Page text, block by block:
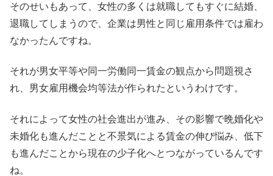
そのせいもあって、女性の多くは就職してもすぐに結婚、
退職してしまうので、企業は男性と同じ雇用条件では雇わ
なかったんですね。
それが男女平等や同一労働同一賃金の観点から問題視さ
れ、男女雇用機会均等法が作られたというわけです。
それによって女性の社会進出が進み、その影響で晩婚化や
未婚化も進んだことと不景気による賃金の伸び悩み、低下
も進んだことから現在の少子化へとつながっているんです
ね。